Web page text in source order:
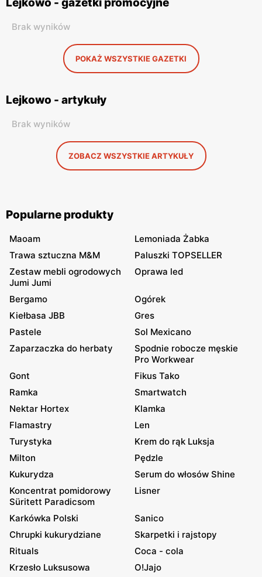
Brak wyników
POKAŻ WSZYSTKIE GAZETKI
Lejkowo - artykuły
Brak wyników
ZOBACZ WSZYSTKIE ARTYKUŁY
Popularne produkty
Maoam
Lemoniada Żabka
Trawa sztuczna M&M
Paluszki TOPSELLER
Zestaw mebli ogrodowych
Jumi Jumi
Oprawa led
Bergamo
Ogórek
Kiełbasa JBB
Gres
Pastele
Sol Mexicano
Zaparzaczka do herbaty
Spodnie robocze męskie
Pro Workwear
Gont
Fikus Tako
Ramka
Smartwatch
Nektar Hortex
Klamka
Flamastry
Len
Turystyka
Krem do rąk Luksja
Milton
Pędzle
Kukurydza
Serum do włosów Shine
Koncentrat pomidorowy
Süritett Paradicsom
Lisner
Karkówka Polski
Sanico
Chrupki kukurydziane
Skarpetki i rajstopy
Rituals
Coca - cola
Krzesło Luksusowa
O!Jajo